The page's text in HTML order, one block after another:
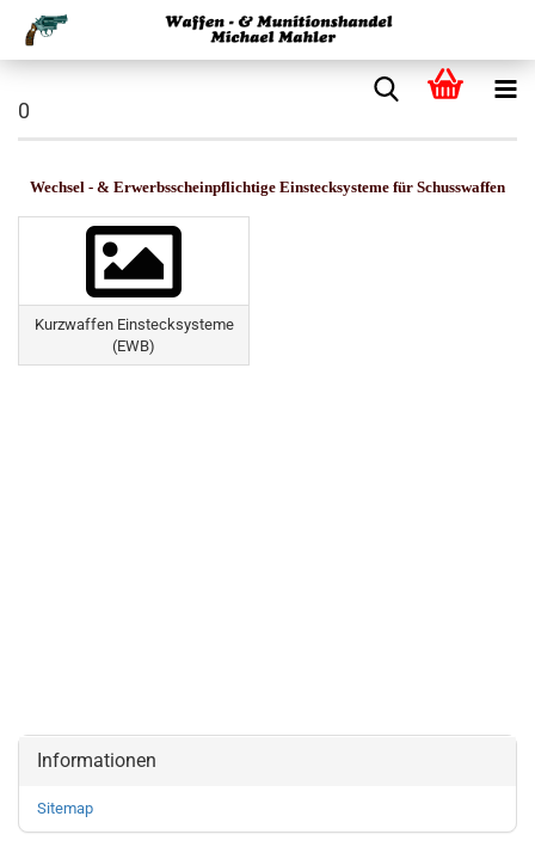
0
Wechsel - & Erwerbsscheinpflichtige Einstecksysteme für Schusswaffen
Kurzwaffen Einstecksysteme
(EWB)
Informationen
Sitemap